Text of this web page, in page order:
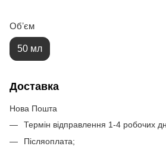
Обʼєм
50 мл
Доставка
Нова Пошта
Термін відправлення 1-4 робочих
Післяоплата;